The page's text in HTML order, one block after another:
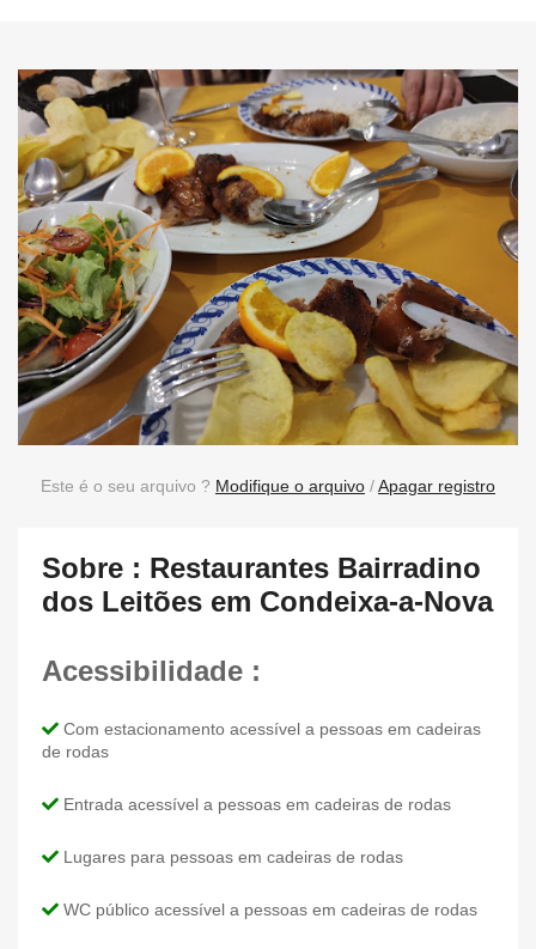
Este é o seu arquivo ? Modifique o arquivo /Apagar registro
Sobre : Restaurantes Bairradino
dos Leitões em Condeixa-a-Nova
Acessibilidade :
Com estacionamento acessível a pessoas em cadeiras
de rodas
Entrada acessível a pessoas em cadeiras de rodas
Lugares para pessoas em cadeiras de rodas
WC público acessível a pessoas em cadeiras de rodas